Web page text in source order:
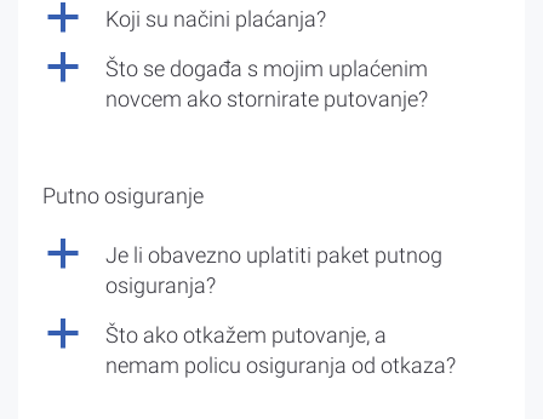
a Koji su načini plaćanja?
a
Što se događa s mojim uplaćenim
novcem ako stornirate putovanje?
Putno osiguranje
a
Je li obavezno uplatiti paket putnog
osiguranja?
a
Što ako otkažem putovanje, a
nemam policu osiguranja od otkaza?